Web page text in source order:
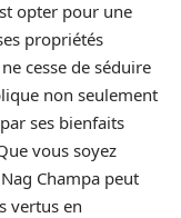
opter pour une
propriétés
cesse de séduire
non seulement
ses bienfaits
vous soyez
Champa peut
vertus en